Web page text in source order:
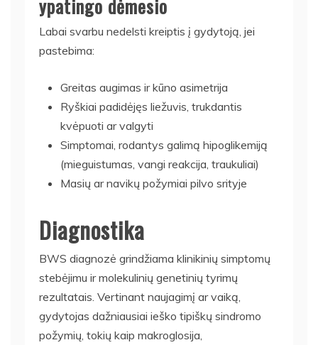
ypatingo dėmesio
Labai svarbu nedelsti kreiptis į gydytoją, jei
pastebima:
Greitas augimas ir kūno asimetrija
Ryškiai padidėjęs liežuvis, trukdantis
kvėpuoti ar valgyti
Simptomai, rodantys galimą hipoglikemiją
(mieguistumas, vangi reakcija, traukuliai)
Masių ar navikų požymiai pilvo srityje
Diagnostika
BWS diagnozė grindžiama klinikinių simptomų
stebėjimu ir molekulinių genetinių tyrimų
rezultatais. Vertinant naujagimį ar vaiką,
gydytojas dažniausiai ieško tipiškų sindromo
požymių, tokių kaip makroglosija,